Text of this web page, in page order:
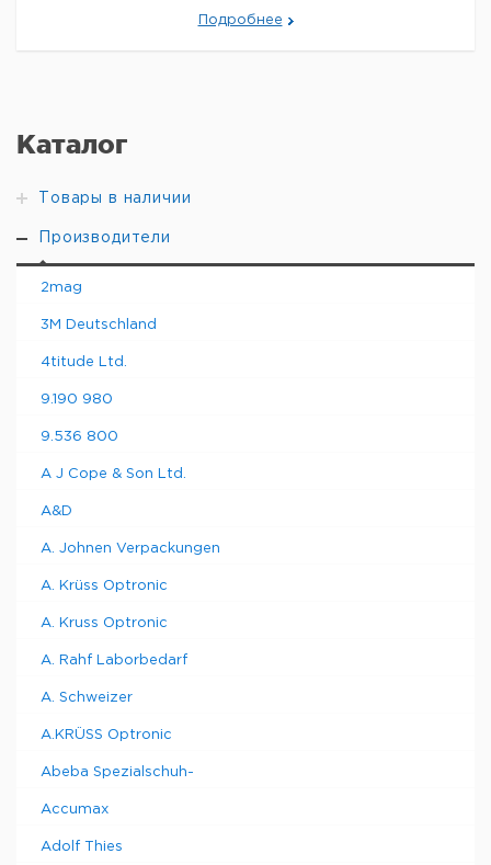
Каталог
Товары в наличии
Производители
2mag
3M Deutschland
4titude Ltd.
9.190 980
9.536 800
A J Cope & Son Ltd.
A&D
A. Johnen Verpackungen
A. Krüss Optronic
A. Kruss Optronic
A. Rahf Laborbedarf
A. Schweizer
A.KRÜSS Optronic
Abeba Spezialschuh-
Accumax
Adolf Thies
Подробнее